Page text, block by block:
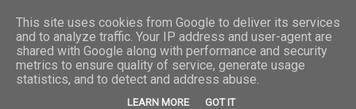
This site uses cookies from Google to deliver its services
and to analyze traffic. Your IP address and user-agent are
shared with Google along with performance and security
metrics to ensure quality of service, generate usage
statistics, and to detect and address abuse.
LEARN MORE GOT IT